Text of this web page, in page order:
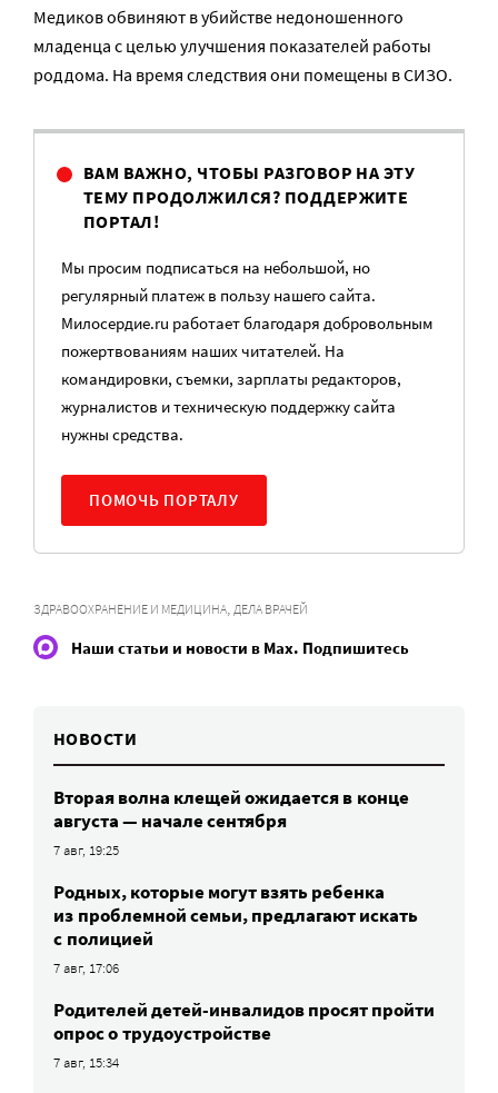
Медиков обвиняют в убийстве недоношенного
младенца с целью улучшения показателей работы
роддома. На время следствия они помещены в СИЗО.
ВАМ ВАЖНО, ЧТОБЫ РАЗГОВОР НА ЭТУ
ТЕМУ ПРОДОЛЖИЛСЯ? ПОДДЕРЖИТЕ
ПОРТАЛ!
Мы просим подписаться на небольшой, но
регулярный платеж в пользу нашего сайта.
Милосердие.ru работает благодаря добровольным
пожертвованиям наших читателей. На
командировки, съемки, зарплаты редакторов,
журналистов и техническую поддержку сайта
нужны средства.
ПОМОЧЬ ПОРТАЛУ
ЗДРАВООХРАНЕНИЕ И МЕДИЦИНА, ДЕЛА ВРАЧЕЙ
Наши статьи и новости в Max. Подпишитесь
НОВОСТИ
Вторая волна клещей ожидается в конце
августа — начале сентября
7 авг, 19:25
Родных, которые могут взять ребенка
из проблемной семьи, предлагают искать
с полицией
7 авг, 17:06
Родителей детей-инвалидов просят пройти
опрос о трудоустройстве
7 авг, 15:34